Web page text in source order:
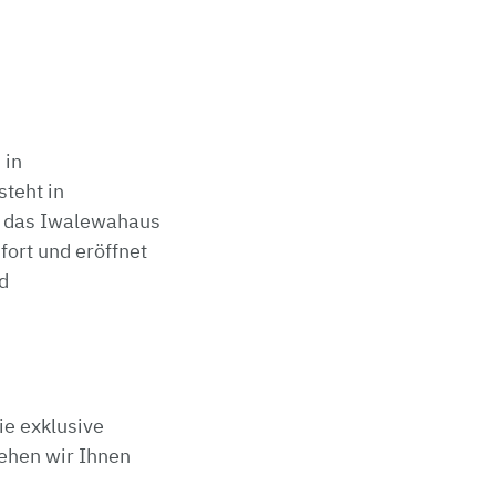
in
in
Iwalewahaus
und eröffnet
exklusive
wir Ihnen